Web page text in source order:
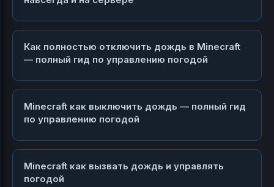
Как полностью отключить дождь в Minecraft
— полный гид по управлению погодой
Minecraft как выключить дождь — полный гид
по управлению погодой
Minecraft как вызвать дождь и управлять
погодой